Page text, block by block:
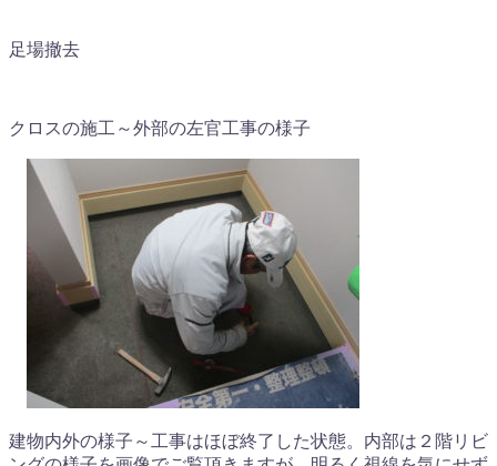
足場撤去
クロスの施工～外部の左官工事の様子
建物内外の様子～工事はほぼ終了した状態。内部は２階リビ